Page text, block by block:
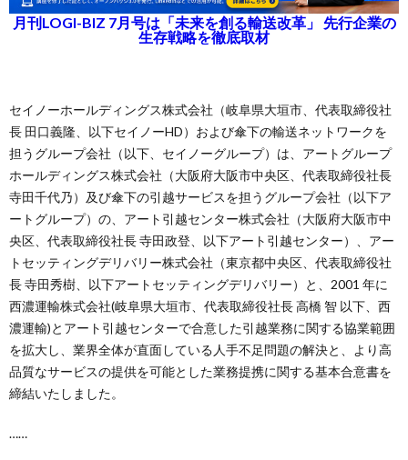
月刊LOGI-BIZ 7月号は「未来を創る輸送改革」 先行企業の
生存戦略を徹底取材
セイノーホールディングス株式会社（岐阜県大垣市、代表取締役社
長 田口義隆、以下セイノーHD）および傘下の輸送ネットワークを
担うグループ会社（以下、セイノーグループ）は、アートグループ
ホールディングス株式会社（大阪府大阪市中央区、代表取締役社長
寺田千代乃）及び傘下の引越サービスを担うグループ会社（以下ア
ートグループ）の、アート引越センター株式会社（大阪府大阪市中
央区、代表取締役社長 寺田政登、以下アート引越センター）、アー
トセッティングデリバリー株式会社（東京都中央区、代表取締役社
長 寺田秀樹、以下アートセッティングデリバリー）と、2001 年に
西濃運輸株式会社(岐阜県大垣市、代表取締役社長 高橋 智 以下、西
濃運輸)とアート引越センターで合意した引越業務に関する協業範囲
を拡大し、業界全体が直面している人手不足問題の解決と、より高
品質なサービスの提供を可能とした業務提携に関する基本合意書を
締結いたしました。
……